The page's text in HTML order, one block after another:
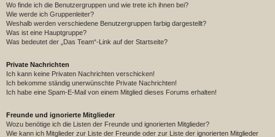
Wo finde ich die Benutzergruppen und wie trete ich ihnen bei?
Wie werde ich Gruppenleiter?
Weshalb werden verschiedene Benutzergruppen farbig dargestellt?
Was ist eine Hauptgruppe?
Was bedeutet der „Das Team“-Link auf der Startseite?
Private Nachrichten
Ich kann keine Privaten Nachrichten verschicken!
Ich bekomme ständig unerwünschte Private Nachrichten!
Ich habe eine Spam-E-Mail von einem Mitglied dieses Forums erhalten!
Freunde und ignorierte Mitglieder
Wozu benötige ich die Listen der Freunde und ignorierten Mitglieder?
Wie kann ich Mitglieder zur Liste der Freunde oder zur Liste der ignorierten Mitglieder